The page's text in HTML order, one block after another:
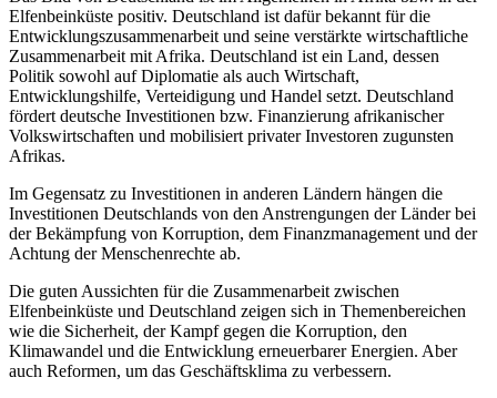
Elfenbeinküste positiv. Deutschland ist dafür bekannt für die
Entwicklungszusammenarbeit und seine verstärkte wirtschaftliche
Zusammenarbeit mit Afrika. Deutschland ist ein Land, dessen
Politik sowohl auf Diplomatie als auch Wirtschaft,
Entwicklungshilfe, Verteidigung und Handel setzt. Deutschland
fördert deutsche Investitionen bzw. Finanzierung afrikanischer
Volkswirtschaften und mobilisiert privater Investoren zugunsten
Afrikas.
Im Gegensatz zu Investitionen in anderen Ländern hängen die
Investitionen Deutschlands von den Anstrengungen der Länder bei
der Bekämpfung von Korruption, dem Finanzmanagement und der
Achtung der Menschenrechte ab.
Die guten Aussichten für die Zusammenarbeit zwischen
Elfenbeinküste und Deutschland zeigen sich in Themenbereichen
wie die Sicherheit, der Kampf gegen die Korruption, den
Klimawandel und die Entwicklung erneuerbarer Energien. Aber
auch Reformen, um das Geschäftsklima zu verbessern.